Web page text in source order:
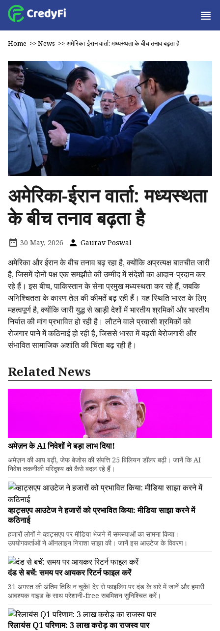
Home >>News >>अमेरिका-ईरान वार्ता: मध्यस्थता के बीच तनाव बढ़ता है
अमेरिका-ईरान वार्ता: मध्यस्थता
के बीच तनाव बढ़ता है
30 May, 2026 Gaurav Poswal
अमेरिका और ईरान के बीच तनाव बढ़ रहा है, क्योंकि अप्रत्यक्ष बातचीत जारी
है, जिसमें दोनों पक्ष एक समझौते की उम्मीद में संदेशों का आदान-प्रदान कर
रहे हैं। इस बीच, पाकिस्तान के सेना प्रमुख मध्यस्थता कर रहे हैं, जबकि
अनिश्चितता के कारण तेल की कीमतें बढ़ रही हैं। यह स्थिति भारत के लिए
महत्वपूर्ण है, क्योंकि जारी युद्ध से खाड़ी देशों में भारतीय श्रमिकों और भारतीय
निर्यात की मांग प्रभावित हो रही है। लौटने वाले प्रवासी श्रमिकों को
रोजगार पाने में कठिनाई हो रही है, जिससे भारत में बढ़ती बेरोजगारी और
संभावित सामाजिक अशांति की चिंता बढ़ रही है।
Related News
अमेज़न के AI निवेशों ने बड़ा लाभ दिया!
अमेज़न की आय बढ़ी, जेफ बेजोस की संपत्ति 25 बिलियन डॉलर बढ़ी। जानें कि AI
निवेश तकनीकी परिदृश्य को कैसे बदल रहे हैं।
व्हाट्सएप आउटेज ने हजारों को प्रभावित किया: मीडिया साझा करने में
कठिनाई
हजारों लोगों ने व्हाट्सएप पर मीडिया भेजने में समस्याओं का सामना किया।
उपयोगकर्ताओं ने ऑनलाइन निराशा साझा की। जानें इस आउटेज के विवरण।
दंड से बचें: समय पर आयकर रिटर्न फाइल करें
31 अगस्त की अंतिम तिथि न चूकें! देर से फाइलिंग पर दंड के बारे में जानें और हमारी
आवश्यक गाइड के साथ परेशानी-free सबमिशन सुनिश्चित करें।
रिलायंस Q1 परिणाम: ₹3 लाख करोड़ का राजस्व पार